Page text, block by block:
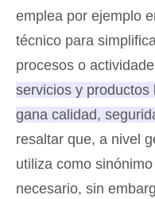
emplea por ejemplo
técnico para
procesos o
servicios y
gana calidad,
resaltar que, a nivel
utiliza como
necesario, sin